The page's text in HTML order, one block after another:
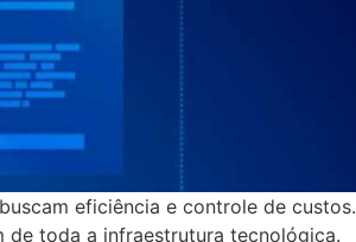
eficiência e controle de custos.
de toda a infraestrutura tecnológica.